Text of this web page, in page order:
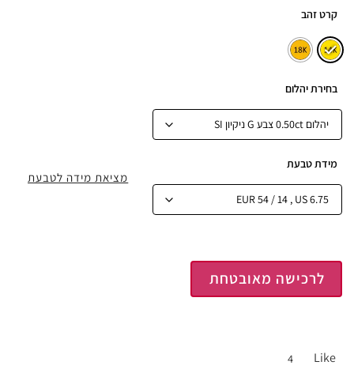
קרט זהב
בחירת יהלום
מידת טבעת
לרכישה מאובטחת
Like
4
מציאת מידה לטבעת